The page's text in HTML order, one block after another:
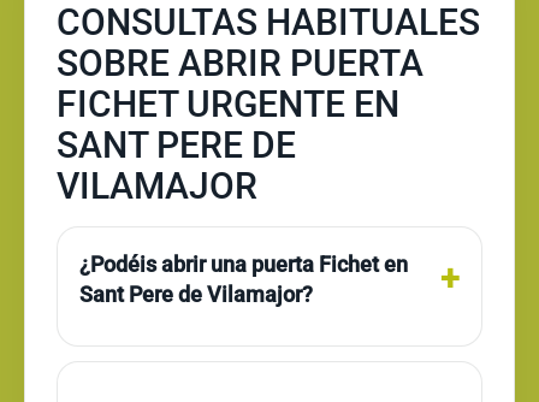
CONSULTAS HABITUALES
SOBRE ABRIR PUERTA
FICHET URGENTE EN
SANT PERE DE
VILAMAJOR
¿Podéis abrir una puerta Fichet en
Sant Pere de Vilamajor?